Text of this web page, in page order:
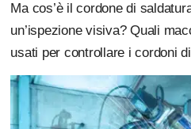
Ma cos’è il cordone di
un’ispezione visiva? Quali
usati per controllare i cordoni